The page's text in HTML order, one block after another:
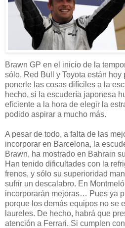
Brawn GP en el inicio de la
sólo, Red Bull y Toyota están
ponerle las cosas difíciles a la
hecho, si la escudería japonesa
eficiente a la hora de elegir la
podido aspirar a mucho más.
A pesar de todo, a falta de las
incorporar en Barcelona, la
Brawn, ha mostrado en Bahrain
Han tenido dificultades con la
frenos, y sólo su superioridad
sufrir un descalabro. En
incorporarán mejoras… Pues ya
porque los demás equipos no se
laureles. De hecho, habrá que
atención a Ferrari. Si cumplen